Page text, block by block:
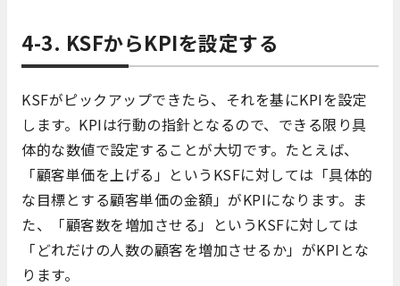
4-3. KSFからKPIを設定する
KSFがピックアップできたら、それを基にKPIを設定
します。KPIは行動の指針となるので、できる限り具
体的な数値で設定することが大切です。たとえば、
「顧客単価を上げる」というKSFに対しては「具体的
な目標とする顧客単価の金額」がKPIになります。ま
た、「顧客数を増加させる」というKSFに対しては
「どれだけの人数の顧客を増加させるか」がKPIとな
ります。